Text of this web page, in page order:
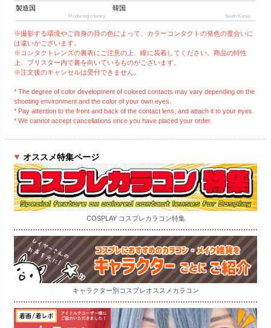
製造国
Producing country
韓国
South Korea
※撮影する環境やご自身の目の色によって、カラーコンタクトの発色の度合いに
は違いがございます。
※コンタクトレンズの裏表にご注意の上、瞳に装着してください。商品の特性
上、ブリスター内で裏を向いているものがございます。
※注文後のキャンセルは受付できません。
* The degree of color development of colored contacts may vary depending on the
shooting environment and the color of your own eyes.
* Pay attention to the front and back of the contact lens, and attach it to your eyes.
* We cannot accept cancellations once you have placed your order.
オススメ特集ページ
COSPLAY コスプレカラコン特集
キャラクター別コスプレオススメカラコン